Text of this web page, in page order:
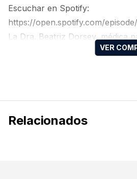
Escuchar en Spotify:
https://open.spotify.com/
La Dra. Beatriz Dorsey, médica
Gómez, oncóloga médica,
Relacionados